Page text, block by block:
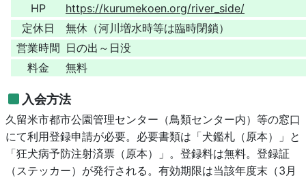
HP
https://kurumekoen.org/river_side/
定休日
無休（河川増水時等は臨時閉鎖）
営業時間 日の出～日没
料金
無料
入会方法
久留米市都市公園管理センター（鳥類センター内）等の窓口
にて利用登録申請が必要。必要書類は「犬鑑札（原本）」と
「狂犬病予防注射済票（原本）」。登録料は無料。登録証
（ステッカー）が発行される。有効期限は当該年度末（3月